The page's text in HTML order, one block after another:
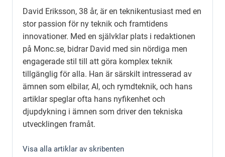
David Eriksson, 38 år, är en teknikentusiast med en
stor passion för ny teknik och framtidens
innovationer. Med en självklar plats i redaktionen
på Monc.se, bidrar David med sin nördiga men
engagerade stil till att göra komplex teknik
tillgänglig för alla. Han är särskilt intresserad av
ämnen som elbilar, AI, och rymdteknik, och hans
artiklar speglar ofta hans nyfikenhet och
djupdykning i ämnen som driver den tekniska
utvecklingen framåt.
Visa alla artiklar av skribenten